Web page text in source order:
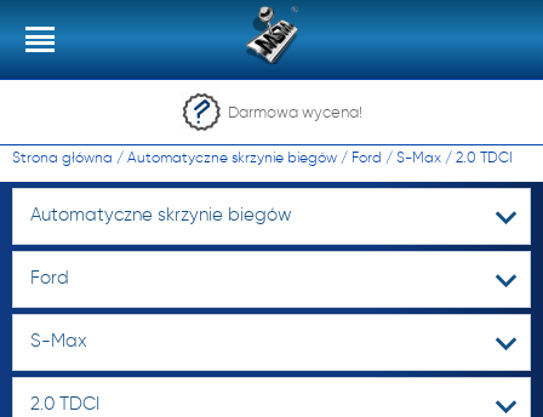
Darmowa wycena!
Strona główna / Automatyczne skrzynie biegów / Ford / S-Max / 2.0 TDCI
Automatyczne skrzynie biegów
Ford
S-Max
2.0 TDCI